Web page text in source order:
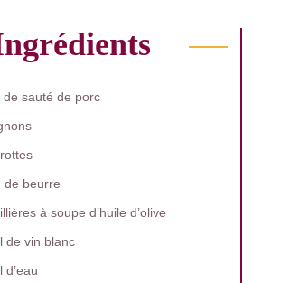
de sauté de porc
de beurre
à soupe d’huile d’olive
de vin blanc
d’eau